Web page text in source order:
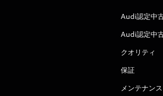
Audi認定中
Audi認定中
クオリティ
保証
メンテナンス